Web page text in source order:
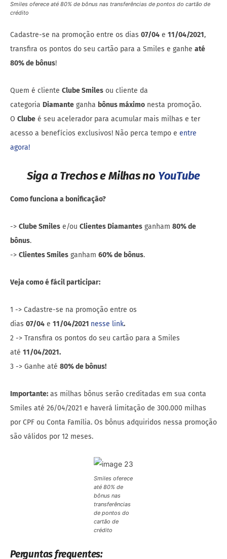
Smiles oferece até 80% de bônus nas transferências de pontos do cartão de
crédito
Cadastre-se na promoção entre os dias 07/04 e 11/04/2021,
transfira os pontos do seu cartão para a Smiles e ganhe até
80% de bônus!
Quem é cliente Clube Smiles ou cliente da
categoria Diamante ganha bônus máximo nesta promoção.
O Clube é seu acelerador para acumular mais milhas e ter
acesso a benefícios exclusivos! Não perca tempo e entre
agora!
Siga a Trechos e Milhas no YouTube
Como funciona a bonificação?
-> Clube Smiles e/ou Clientes Diamantes ganham 80% de
bônus.
-> Clientes Smiles ganham 60% de bônus.
Veja como é fácil participar:
1 -> Cadastre-se na promoção entre os
dias 07/04 e 11/04/2021 nesse link.
2 -> Transfira os pontos do seu cartão para a Smiles
até 11/04/2021.
3 -> Ganhe até 80% de bônus!
Importante: as milhas bônus serão creditadas em sua conta
Smiles até 26/04/2021 e haverá limitação de 300.000 milhas
por CPF ou Conta Família. Os bônus adquiridos nessa promoção
são válidos por 12 meses.
Smiles oferece
até 80% de
bônus nas
transferências
de pontos do
cartão de
crédito
Perguntas frequentes: